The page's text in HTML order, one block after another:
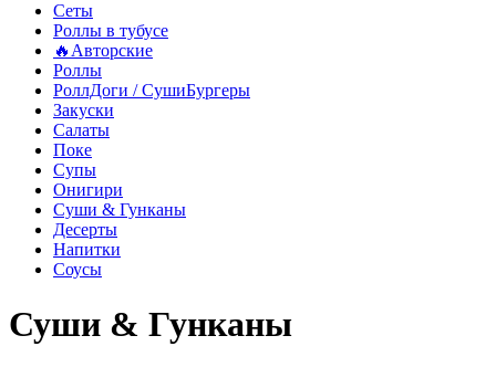
Сеты
Роллы в тубусе
🔥Авторские
Роллы
РоллДоги / СушиБургеры
Закуски
Салаты
Поке
Супы
Онигири
Суши & Гунканы
Десерты
Напитки
Соусы
Суши & Гунканы